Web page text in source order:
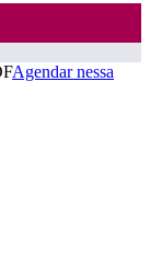
Agendar nessa